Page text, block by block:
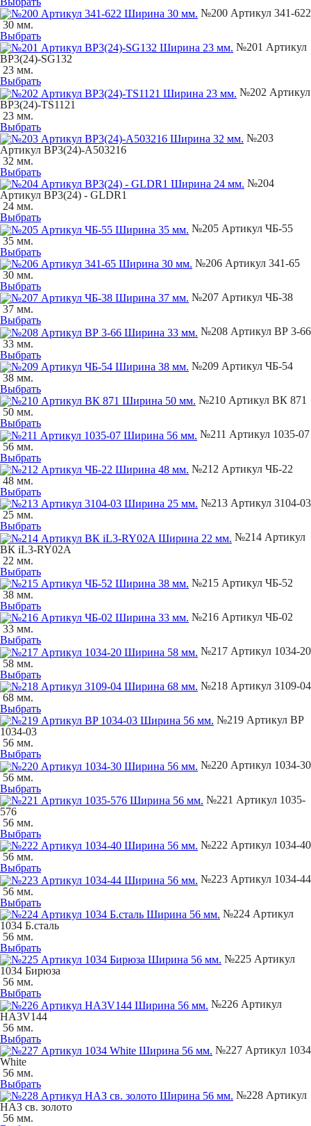
№200 Артикул 341-622
30 мм.
Выбрать
№201 Артикул
BP3(24)-SG132
23 мм.
Выбрать
№202 Артикул
BP3(24)-TS1121
23 мм.
Выбрать
№203
Артикул BP3(24)-A503216
32 мм.
Выбрать
№204
Артикул BP3(24) - GLDR1
24 мм.
Выбрать
№205 Артикул ЧБ-55
35 мм.
Выбрать
№206 Артикул 341-65
30 мм.
Выбрать
№207 Артикул ЧБ-38
37 мм.
Выбрать
№208 Артикул ВР 3-66
33 мм.
Выбрать
№209 Артикул ЧБ-54
38 мм.
Выбрать
№210 Артикул ВК 871
50 мм.
Выбрать
№211 Артикул 1035-07
56 мм.
Выбрать
№212 Артикул ЧБ-22
48 мм.
Выбрать
№213 Артикул 3104-03
25 мм.
Выбрать
№214 Артикул
ВК iL3-RY02A
22 мм.
Выбрать
№215 Артикул ЧБ-52
38 мм.
Выбрать
№216 Артикул ЧБ-02
33 мм.
Выбрать
№217 Артикул 1034-20
58 мм.
Выбрать
№218 Артикул 3109-04
68 мм.
Выбрать
№219 Артикул BP
1034-03
56 мм.
Выбрать
№220 Артикул 1034-30
56 мм.
Выбрать
№221 Артикул 1035-
576
56 мм.
Выбрать
№222 Артикул 1034-40
56 мм.
Выбрать
№223 Артикул 1034-44
56 мм.
Выбрать
№224 Артикул
1034 Б.сталь
56 мм.
Выбрать
№225 Артикул
1034 Бирюза
56 мм.
Выбрать
№226 Артикул
НA3V144
56 мм.
Выбрать
№227 Артикул 1034
White
56 мм.
Выбрать
№228 Артикул
НАЗ св. золото
56 мм.